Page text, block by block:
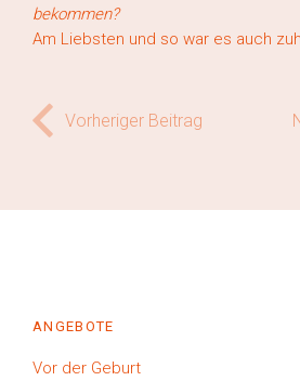
bekommen?
Am Liebsten und so war es auch
Vorheriger Beitrag
ANGEBOTE
Vor der Geburt